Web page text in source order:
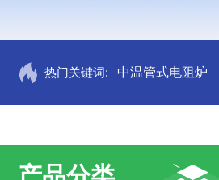
热门关键词: 中温管式电阻炉